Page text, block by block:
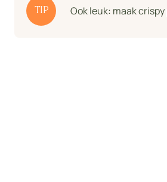
TIP Ook leuk: maak